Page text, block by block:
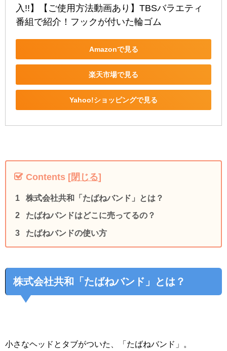
入!!】【ご使用方法動画あり】TBSバラエティ
番組で紹介！フックが付いた輪ゴム
Amazonで見る
楽天市場で見る
Yahoo!ショッピングで見る
Contents [閉じる]
株式会社共和「たばねバンド」とは？
たばねバンドはどこに売ってるの？
たばねバンドの使い方
株式会社共和「たばねバンド」とは？
小さなヘッドとタブがついた、「たばねバンド」。